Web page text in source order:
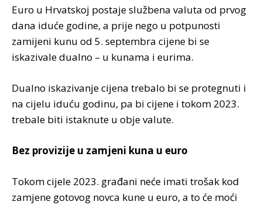
Euro u Hrvatskoj postaje službena valuta od prvog
dana iduće godine, a prije nego u potpunosti
zamijeni kunu od 5. septembra cijene bi se
iskazivale dualno – u kunama i eurima.
Dualno iskazivanje cijena trebalo bi se protegnuti i
na cijelu iduću godinu, pa bi cijene i tokom 2023.
trebale biti istaknute u obje valute.
Bez provizije u zamjeni kuna u euro
Tokom cijele 2023. građani neće imati trošak kod
zamjene gotovog novca kune u euro, a to će moći